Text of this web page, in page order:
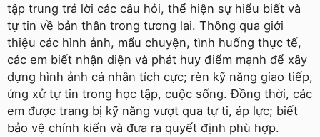
tập trung trả lời các câu hỏi, thể hiện sự hiểu biết và
tự tin về bản thân trong tương lai. Thông qua giới
thiệu các hình ảnh, mẩu chuyện, tình huống thực tế,
các em biết nhận diện và phát huy điểm mạnh để xây
dựng hình ảnh cá nhân tích cực; rèn kỹ năng giao tiếp,
ứng xử tự tin trong học tập, cuộc sống. Đồng thời, các
em được trang bị kỹ năng vượt qua tự ti, áp lực; biết
bảo vệ chính kiến và đưa ra quyết định phù hợp.